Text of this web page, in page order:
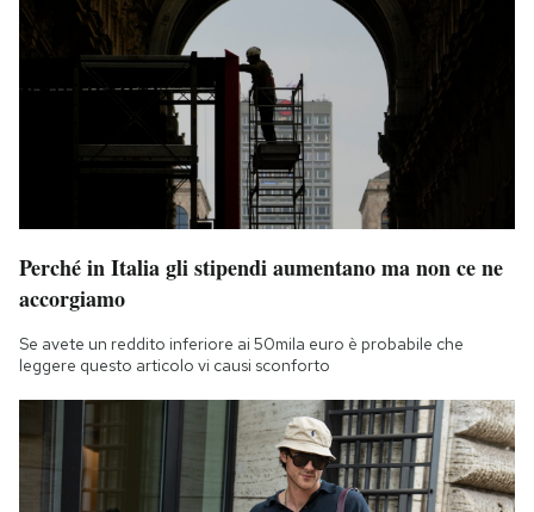
Perché in Italia gli stipendi aumentano ma non ce ne
accorgiamo
Se avete un reddito inferiore ai 50mila euro è probabile che
leggere questo articolo vi causi sconforto